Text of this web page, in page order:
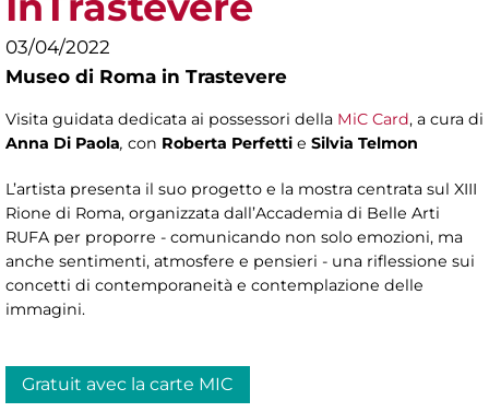
03/04/2022
Museo di Roma in Trastevere
Visita guidata dedicata ai possessori della MiC Card, a cura di
Anna Di Paola, con Roberta Perfetti e Silvia Telmon
L’artista presenta il suo progetto e la mostra centrata sul XIII
Rione di Roma, organizzata dall’Accademia di Belle Arti
RUFA per proporre - comunicando non solo emozioni, ma
anche sentimenti, atmosfere e pensieri - una riflessione sui
concetti di contemporaneità e contemplazione delle
immagini.
Gratuit avec la carte MIC